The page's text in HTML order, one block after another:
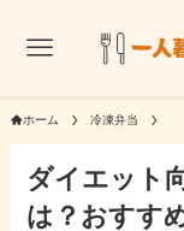
ホーム 冷凍弁当
ダイエット
は？おすす